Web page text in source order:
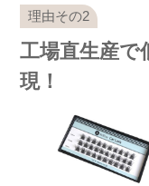
工場直生産で
現！